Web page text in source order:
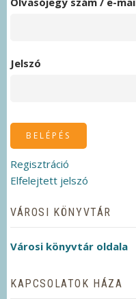
Jelszó
Regisztráció
Elfelejtett jelszó
VÁROSI KÖNYVTÁR
Városi könyvtár oldala
KAPCSOLATOK HÁZA